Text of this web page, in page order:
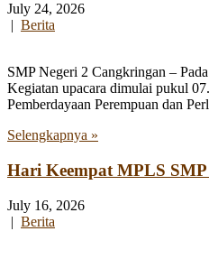
July 24, 2026
| Berita
SMP Negeri 2 Cangkringan –
Kegiatan upacara dimulai pukul
Pemberdayaan Perempuan dan
Selengkapnya »
Hari Keempat MPLS
July 16, 2026
| Berita